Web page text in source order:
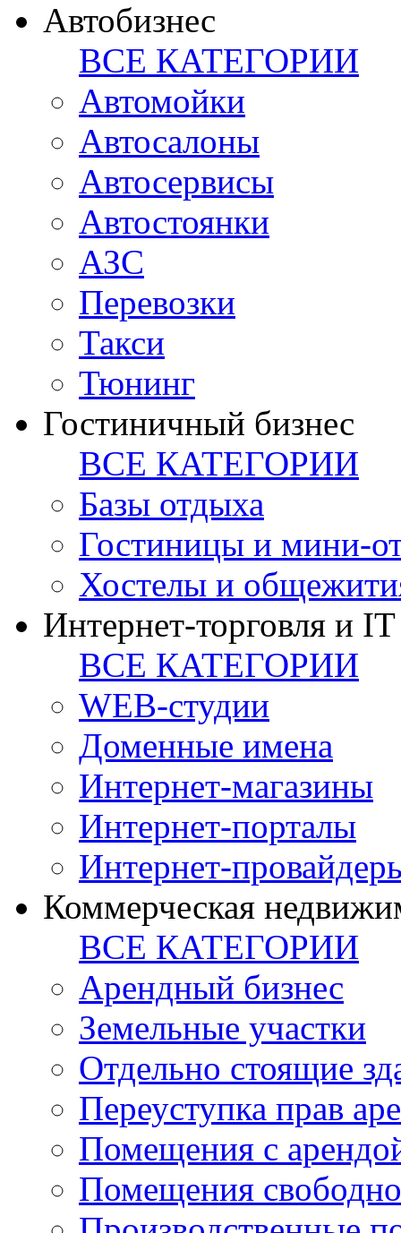
Автобизнес
ВСЕ КАТЕГОРИИ
Автомойки
Автосалоны
Автосервисы
Автостоянки
АЗС
Перевозки
Такси
Тюнинг
Гостиничный бизнес
ВСЕ КАТЕГОРИИ
Базы отдыха
Гостиницы и мини-
Хостелы и
Интернет-торговля и IT
ВСЕ КАТЕГОРИИ
WEB-студии
Доменные имена
Интернет-магазины
Интернет-порталы
Интернет-
Коммерческая
ВСЕ КАТЕГОРИИ
Арендный бизнес
Земельные участки
Отдельно стоящие
Переуступка прав
Помещения с
Помещения